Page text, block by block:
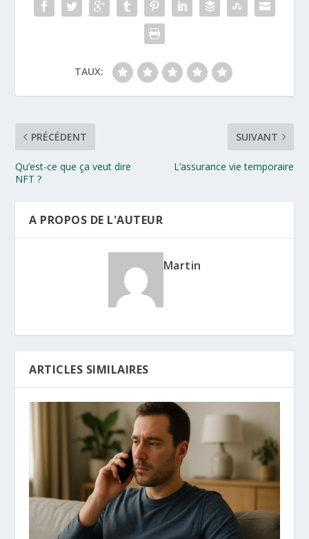
TAUX:
PRÉCÉDENT
Qu’est-ce que ça veut dire
NFT ?
SUIVANT
L’assurance vie temporaire
A PROPOS DE L'AUTEUR
Martin
ARTICLES SIMILAIRES